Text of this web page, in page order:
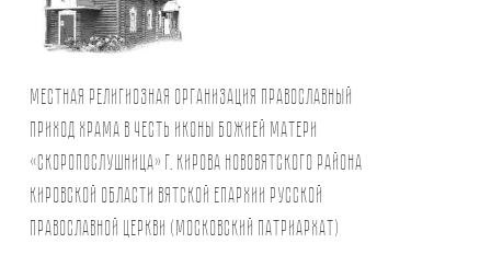
Местная религиозная организация православный
Приход храма в честь иконы Божией Матери
«Скоропослушница» г. Кирова Нововятского района
Кировской области Вятской Епархии Русской
Православной Церкви (Московский Патриархат)